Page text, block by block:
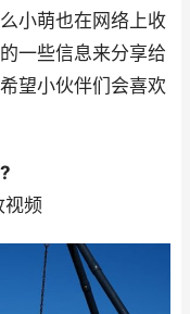
小萌也在网络上收
一些信息来分享给
望小伙伴们会喜欢
视频